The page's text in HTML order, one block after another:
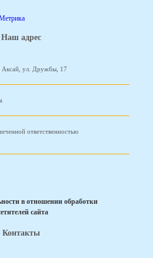
Наш адрес
Аксай, ул. Дружбы, 17
ответственностью
в отношении обработки
сайта
Контакты